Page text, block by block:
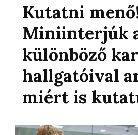
Kutatni
Miniinterjúk
különböző
hallgatóival
miért is